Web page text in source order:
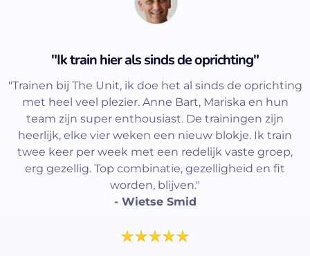
"Ik train hier als sinds de oprichting"
"Trainen bij The Unit, ik doe het al sinds de oprichting
met heel veel plezier. Anne Bart, Mariska en hun
team zijn super enthousiast. De trainingen zijn
heerlijk, elke vier weken een nieuw blokje. Ik train
twee keer per week met een redelijk vaste groep,
erg gezellig. Top combinatie, gezelligheid en fit
worden, blijven."
- Wietse Smid